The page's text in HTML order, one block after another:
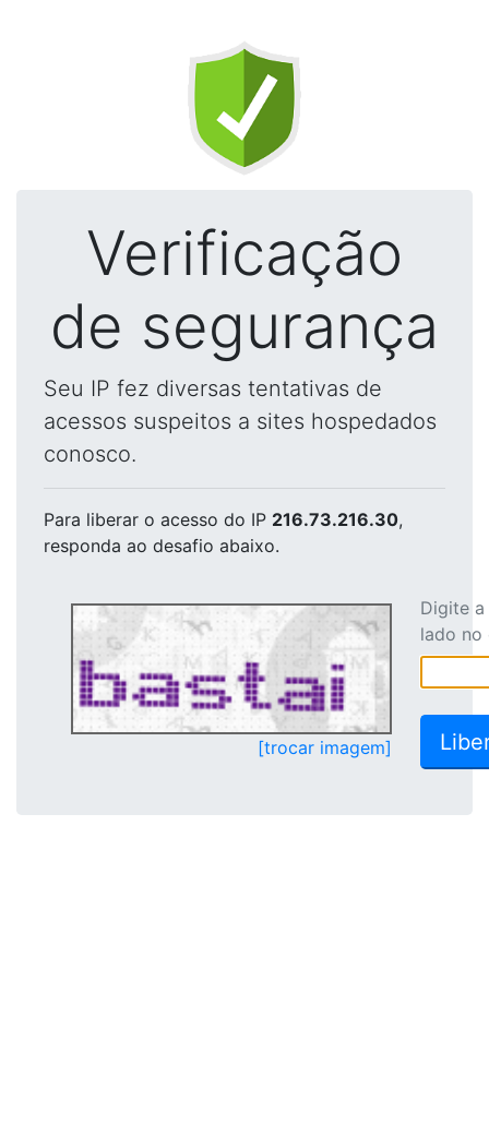
Verificação
de segurança
Seu IP fez diversas tentativas de
acessos suspeitos a sites hospedados
conosco.
Para liberar o acesso do IP 216.73.216.30,
responda ao desafio abaixo.
[trocar imagem]
Digite
lado no